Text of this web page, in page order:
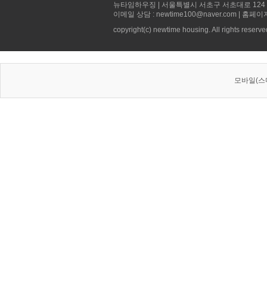
뉴타임하우징 | 서울특별시 서초구 서초대로
이메일 상담 : newtime100@naver.com | 홈페
copyright(c) newtime housing. All rights
모바일(